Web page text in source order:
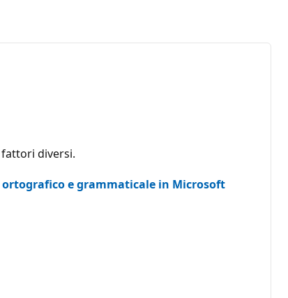
diversi.
e grammaticale in Microsoft